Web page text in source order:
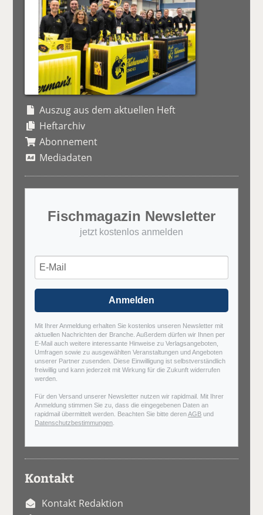
Auszug aus dem aktuellen Heft
Heftarchiv
Abonnement
Mediadaten
Fischmagazin Newsletter
jetzt kostenlos anmelden
Anmelden
Mit Ihrer Anmeldung erhalten Sie kostenlos unseren Newsletter mit
aktuellen Nachrichten der Branche. Außerdem dürfen wir Ihnen per
E-Mail auch weitere interessante Hinweise zu Verlagsangeboten,
Umfragen sowie zu ausgewählten Veranstaltungen und Angeboten
unserer Partner zusenden. Diese Einwilligung ist selbstverständlich
freiwillig und kann jederzeit mit Wirkung für die Zukunft widerrufen
werden.
Für den Versand unserer Newsletter nutzen wir rapidmail. Mit Ihrer
Anmeldung stimmen Sie zu, dass die eingegebenen Daten an
rapidmail übermittelt werden. Beachten Sie bitte derenAGB und
Datenschutzbestimmungen
Kontakt
Kontakt Redaktion